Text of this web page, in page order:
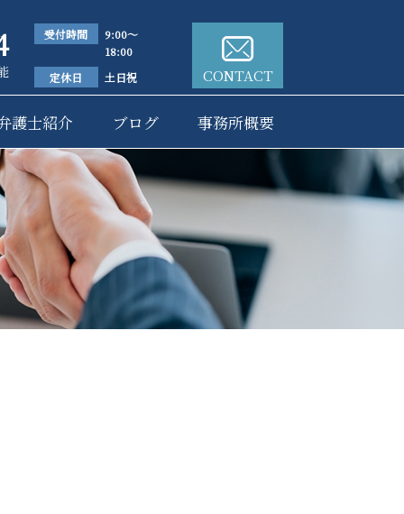
受付時間
9:00～
18:00
定休日
土日祝 CONTACT
護士紹介 ブログ 事務所概要